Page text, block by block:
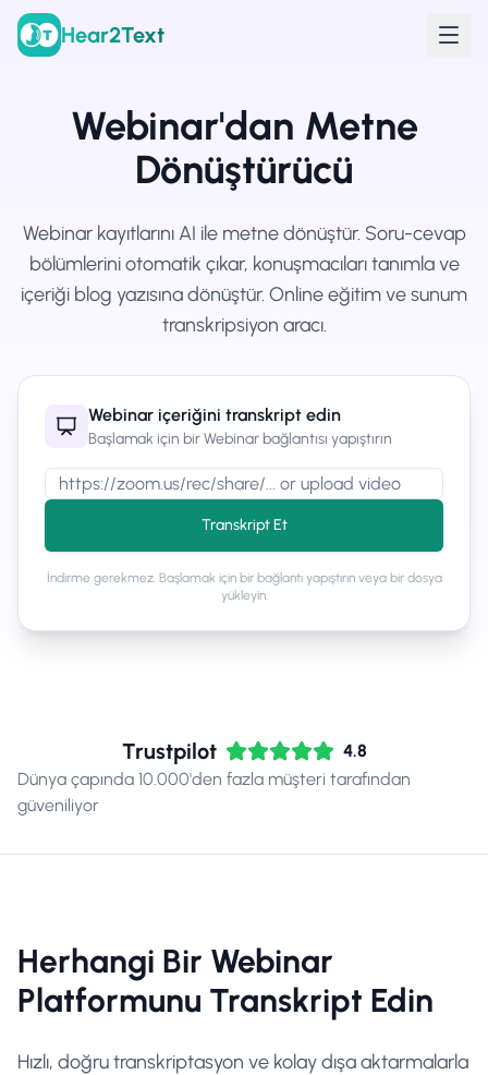
Hear2Text
Webinar'dan Metne
Dönüştürücü
Webinar kayıtlarını AI ile metne dönüştür. Soru-cevap
bölümlerini otomatik çıkar, konuşmacıları tanımla ve
içeriği blog yazısına dönüştür. Online eğitim ve sunum
transkripsiyon aracı.
Webinar içeriğini transkript edin
Başlamak için bir Webinar bağlantısı yapıştırın
Transkript Et
İndirme gerekmez. Başlamak için bir bağlantı yapıştırın veya bir dosya
yükleyin.
Trustpilot
4.8
Dünya çapında 10.000'den fazla müşteri tarafından
güveniliyor
Herhangi Bir Webinar
Platformunu Transkript Edin
Hızlı, doğru transkriptasyon ve kolay dışa aktarmalarla